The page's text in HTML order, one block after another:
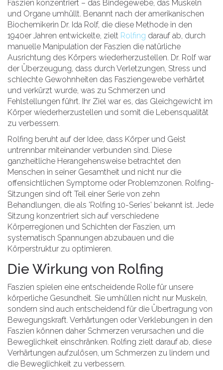
Faszien konzentriert – das Bindegewebe, das Muskeln
und Organe umhüllt. Benannt nach der amerikanischen
Biochemikerin Dr. Ida Rolf, die diese Methode in den
1940er Jahren entwickelte, zielt Rolfing darauf ab, durch
manuelle Manipulation der Faszien die natürliche
Ausrichtung des Körpers wiederherzustellen. Dr. Rolf war
der Überzeugung, dass durch Verletzungen, Stress und
schlechte Gewohnheiten das Fasziengewebe verhärtet
und verkürzt wurde, was zu Schmerzen und
Fehlstellungen führt. Ihr Ziel war es, das Gleichgewicht im
Körper wiederherzustellen und somit die Lebensqualität
zu verbessern.
Rolfing beruht auf der Idee, dass Körper und Geist
untrennbar miteinander verbunden sind. Diese
ganzheitliche Herangehensweise betrachtet den
Menschen in seiner Gesamtheit und nicht nur die
offensichtlichen Symptome oder Problemzonen. Rolfing-
Sitzungen sind oft Teil einer Serie von zehn
Behandlungen, die als 'Rolfing 10-Series' bekannt ist. Jede
Sitzung konzentriert sich auf verschiedene
Körperregionen und Schichten der Faszien, um
systematisch Spannungen abzubauen und die
Körperstruktur zu optimieren.
Die Wirkung von Rolfing
Faszien spielen eine entscheidende Rolle für unsere
körperliche Gesundheit. Sie umhüllen nicht nur Muskeln,
sondern sind auch entscheidend für die Übertragung von
Bewegungskraft. Verhärtungen oder Verklebungen in den
Faszien können daher Schmerzen verursachen und die
Beweglichkeit einschränken. Rolfing zielt darauf ab, diese
Verhärtungen aufzulösen, um Schmerzen zu lindern und
die Beweglichkeit zu verbessern.